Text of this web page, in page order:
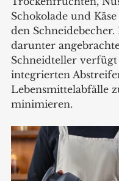
Schokolade und
den Schneidebecher.
darunter
Schneidteller
integrierten
Lebensmittelabfälle
minimieren.